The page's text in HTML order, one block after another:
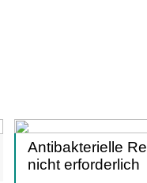
Antibakterielle
nicht erforderlich